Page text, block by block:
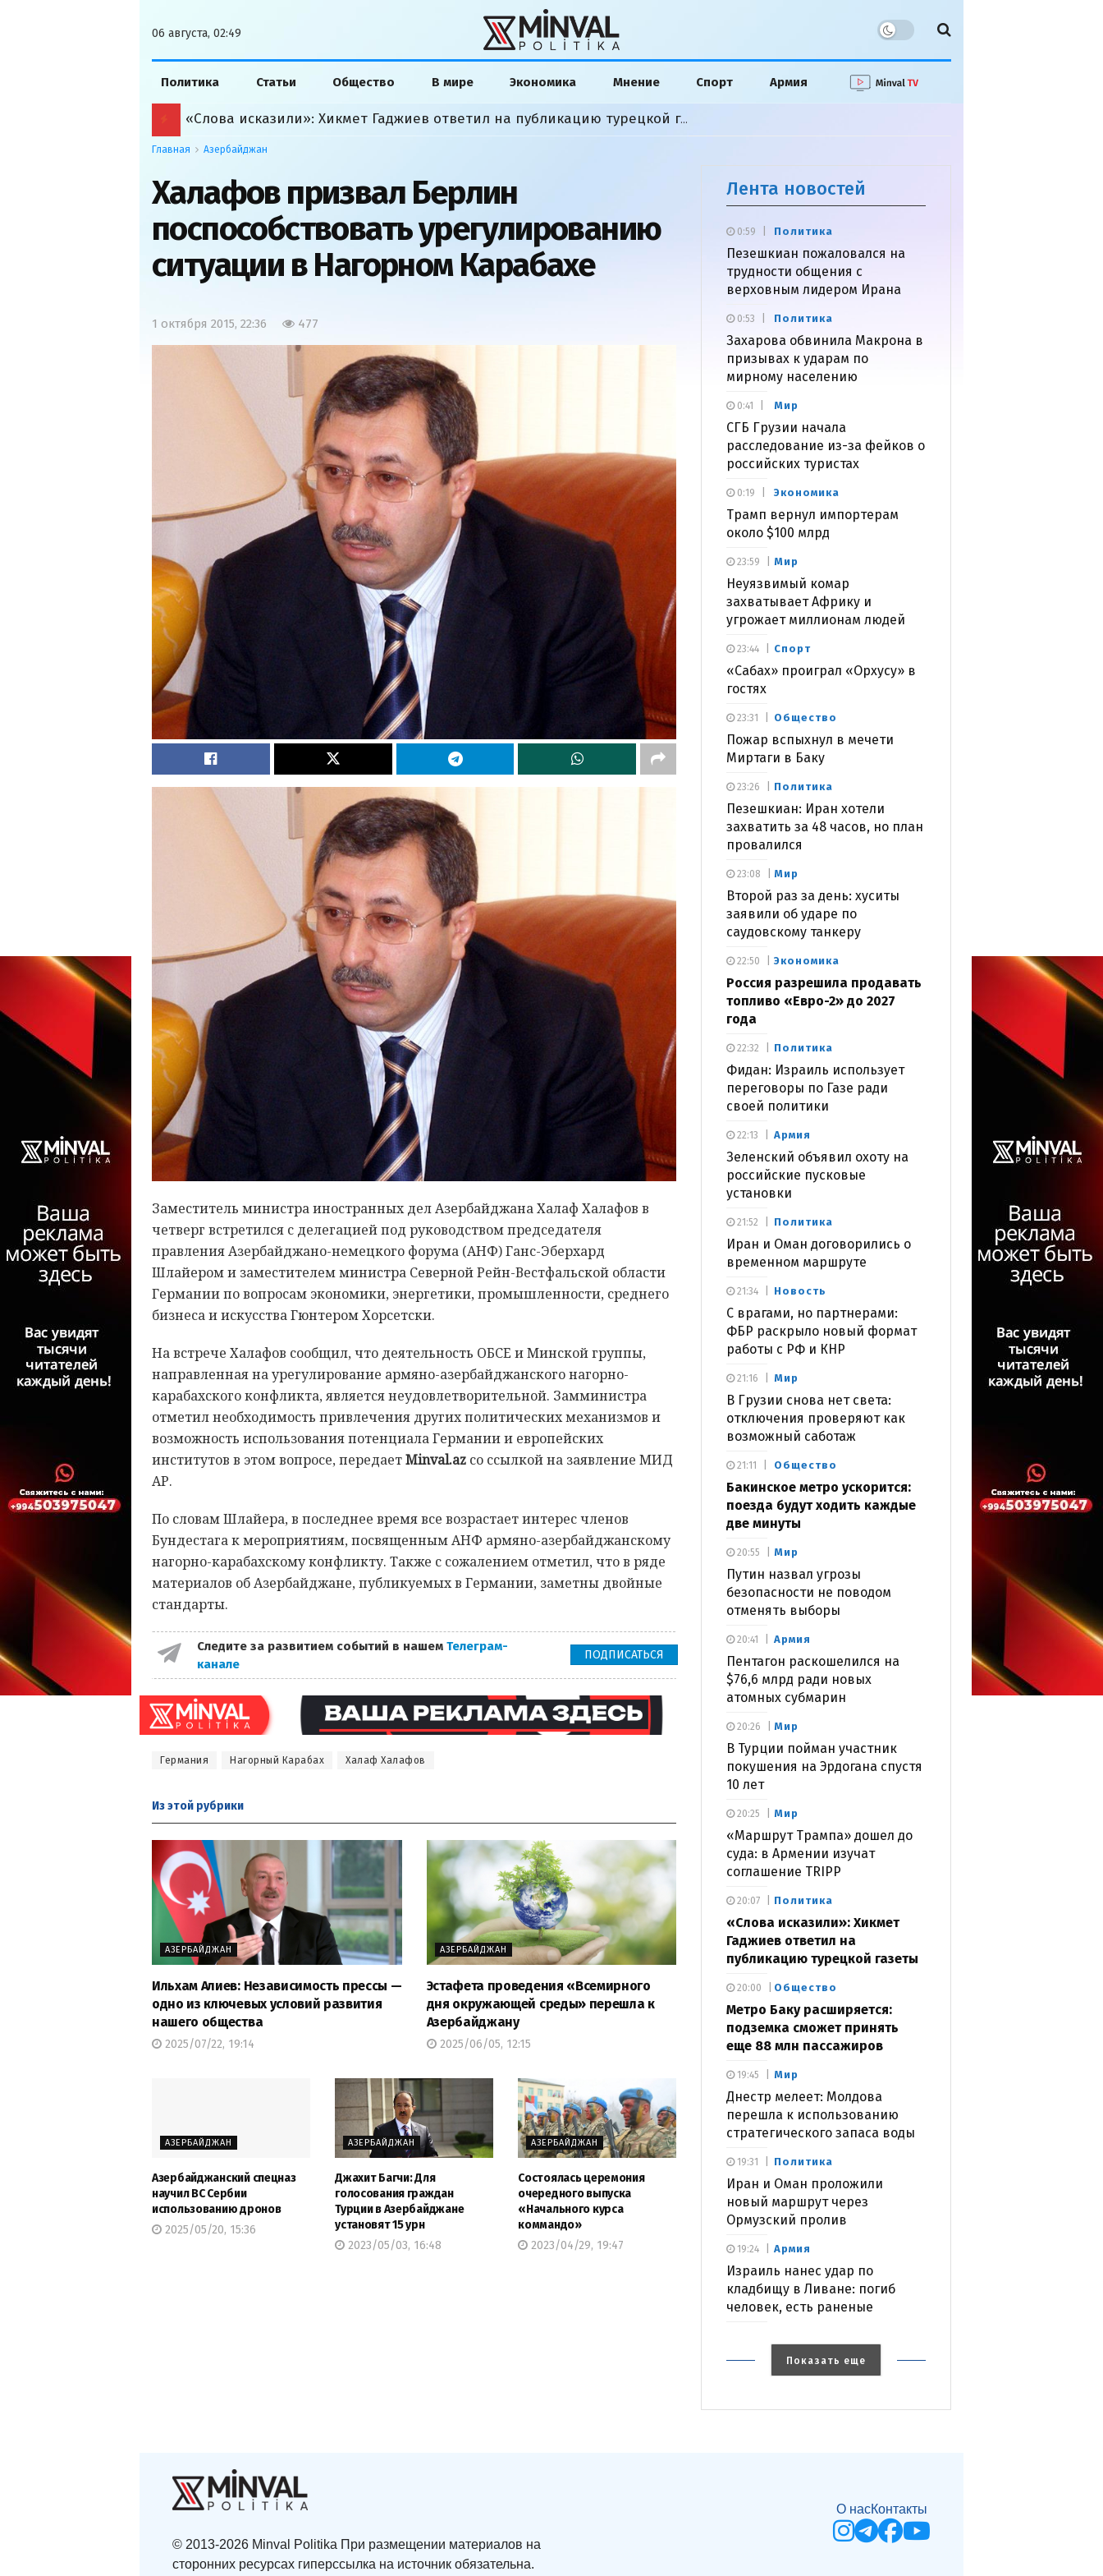
06 августа, 02:49
Политика Статьи Общество В мире Экономика Мнение Спорт Армия
«Слова исказили»: Хикмет Гаджиев ответил на публикацию турецкой газеты
Главная Азербайджан
Халафов призвал Берлин
поспособствовать урегулированию
ситуации в Нагорном Карабахе
1 октября 2015, 22:36 477
Заместитель министра иностранных дел Азербайджана Халаф Халафов в
четверг встретился с делегацией под руководством председателя
правления Азербайджано-немецкого форума (АНФ) Ганс-Эберхард
Шлайером и заместителем министра Северной Рейн-Вестфальской области
Германии по вопросам экономики, энергетики, промышленности, среднего
бизнеса и искусства Гюнтером Хорсетски.
На встрече Халафов сообщил, что деятельность ОБСЕ и Минской группы,
направленная на урегулирование армяно-азербайджанского нагорно-
карабахского конфликта, является неудовлетворительной. Замминистра
отметил необходимость привлечения других политических механизмов и
возможность использования потенциала Германии и европейских
институтов в этом вопросе, передаетMinval.az со ссылкой на заявление МИД
АР.
По словам Шлайера, в последнее время все возрастает интерес членов
Бундестага к мероприятиям, посвященным АНФ армяно-азербайджанскому
нагорно-карабахскому конфликту. Также с сожалением отметил, что в ряде
материалов об Азербайджане, публикуемых в Германии, заметны двойные
стандарты.
Следите за развитием событий в нашем Телеграм-
канале
ПОДПИСАТЬСЯ
Германия Нагорный Карабах Халаф Халафов
Из этой рубрики
АЗЕРБАЙДЖАН
Ильхам Алиев: Независимость прессы —
одно из ключевых условий развития
нашего общества
2025/07/22, 19:14
АЗЕРБАЙДЖАН
Эстафета проведения «Всемирного
дня окружающей среды» перешла к
Азербайджану
2025/06/05, 12:15
АЗЕРБАЙДЖАН
Азербайджанский спецназ
научил ВС Сербии
использованию дронов
2025/05/20, 15:36
АЗЕРБАЙДЖАН
Джахит Багчи: Для
голосования граждан
Турции в Азербайджане
установят 15 урн
2023/05/03, 16:48
АЗЕРБАЙДЖАН
Состоялась церемония
очередного выпуска
«Начального курса
коммандо»
2023/04/29, 19:47
Лента новостей
Политика
Пезешкиан пожаловался на
трудности общения с
верховным лидером Ирана
0:59
Политика
Захарова обвинила Макрона в
призывах к ударам по
мирному населению
0:53
Мир
СГБ Грузии начала
расследование из-за фейков о
российских туристах
0:41
Экономика
Трамп вернул импортерам
около $100 млрд
0:19
Мир
Неуязвимый комар
захватывает Африку и
угрожает миллионам людей
23:59
Спорт
«Сабах» проиграл «Орхусу» в
гостях
23:44
Общество
Пожар вспыхнул в мечети
Миртаги в Баку
23:31
Политика
Пезешкиан: Иран хотели
захватить за 48 часов, но план
провалился
23:26
Мир
Второй раз за день: хуситы
заявили об ударе по
саудовскому танкеру
23:08
Экономика
Россия разрешила продавать
топливо «Евро-2» до 2027
года
22:50
Политика
Фидан: Израиль использует
переговоры по Газе ради
своей политики
22:32
Армия
Зеленский объявил охоту на
российские пусковые
установки
22:13
Политика
Иран и Оман договорились о
временном маршруте
21:52
Новость
С врагами, но партнерами:
ФБР раскрыло новый формат
работы с РФ и КНР
21:34
Мир
В Грузии снова нет света:
отключения проверяют как
возможный саботаж
21:16
Общество
Бакинское метро ускорится:
поезда будут ходить каждые
две минуты
21:11
Мир
Путин назвал угрозы
безопасности не поводом
отменять выборы
20:55
Армия
Пентагон раскошелился на
$76,6 млрд ради новых
атомных субмарин
20:41
Мир
В Турции пойман участник
покушения на Эрдогана спустя
10 лет
20:26
Мир
«Маршрут Трампа» дошел до
суда: в Армении изучат
соглашение TRIPP
20:25
Политика
«Слова исказили»: Хикмет
Гаджиев ответил на
публикацию турецкой газеты
20:07
Общество
Метро Баку расширяется:
подземка сможет принять
еще 88 млн пассажиров
20:00
Мир
Днестр мелеет: Молдова
перешла к использованию
стратегического запаса воды
19:45
Политика
Иран и Оман проложили
новый маршрут через
Ормузский пролив
19:31
Армия
Израиль нанес удар по
кладбищу в Ливане: погиб
человек, есть раненые
19:24
Показать еще
© 2013-2026 Minval Politika При размещении материалов на
сторонних ресурсах гиперссылка на источник обязательна.
О насКонтакты